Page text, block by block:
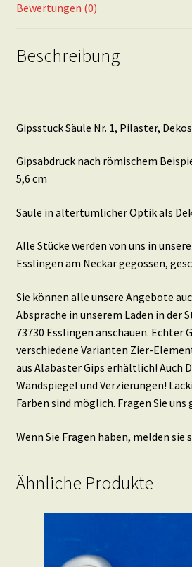
Bewertungen (0)
Beschreibung
Gipsstuck Säule Nr. 1, Pilaster,
Gipsabdruck nach römischem
5,6 cm
Säule in altertümlicher Optik als
Alle Stücke werden von uns in
Esslingen am Neckar gegossen,
Sie können alle unsere Angebote
Absprache in unserem Laden in der
73730 Esslingen anschauen. Echter
verschiedene Varianten Zier-
aus Alabaster Gips erhältlich! Auch
Wandspiegel und Verzierungen!
Farben sind möglich. Fragen Sie uns
Wenn Sie Fragen haben, melden sie
Ähnliche Produkte